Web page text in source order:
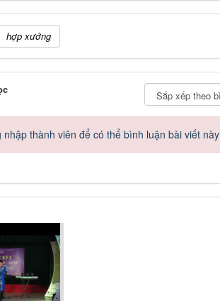
hợp xướng
nhập thành viên để có thể bình luận bài viết này